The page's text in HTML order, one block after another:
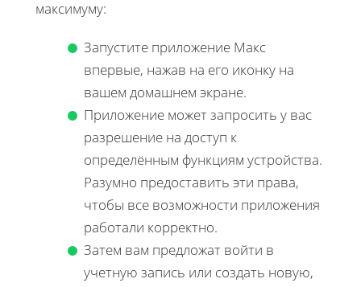
максимуму:
Запустите приложение Макс
впервые, нажав на его иконку на
вашем домашнем экране.
Приложение может запросить у вас
разрешение на доступ к
определённым функциям устройства.
Разумно предоставить эти права,
чтобы все возможности приложения
работали корректно.
Затем вам предложат войти в
учетную запись или создать новую,